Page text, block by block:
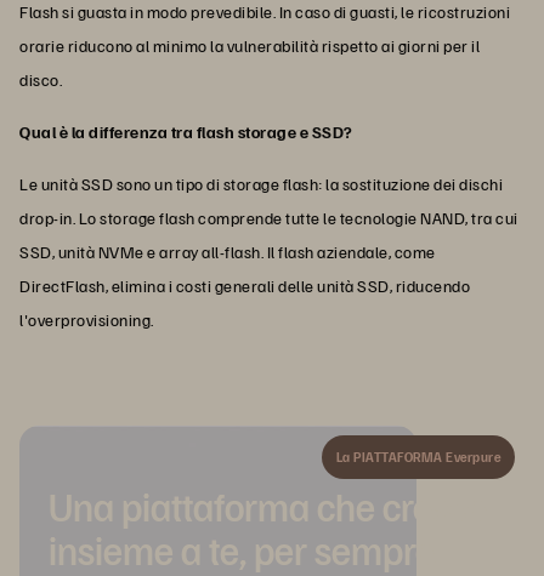
Flash si guasta in modo prevedibile. In caso di guasti, le ricostruzioni
orarie riducono al minimo la vulnerabilità rispetto ai giorni per il
disco.
Qual è la differenza tra flash storage e SSD?
Le unità SSD sono un tipo di storage flash: la sostituzione dei dischi
drop-in. Lo storage flash comprende tutte le tecnologie NAND, tra cui
SSD, unità NVMe e array all-flash. Il flash aziendale, come
DirectFlash, elimina i costi generali delle unità SSD, riducendo
l'overprovisioning.
La PIATTAFORMA Everpure
Una piattaforma che cresce
insieme a te, per sempre.